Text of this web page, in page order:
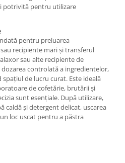
potrivită pentru utilizare
pentru preluarea
recipiente mari și transferul
sau alte recipiente de
controlată a ingredientelor,
de lucru curat. Este ideală
de cofetărie, brutării și
sunt esențiale. După utilizare,
caldă și detergent delicat, uscarea
loc uscat pentru a păstra